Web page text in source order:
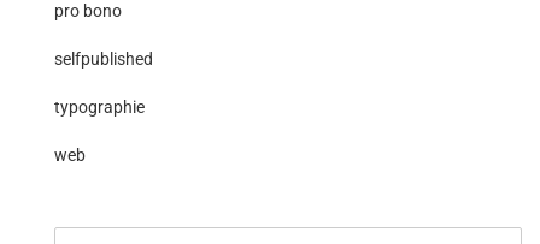
pro bono
selfpublished
typographie
web